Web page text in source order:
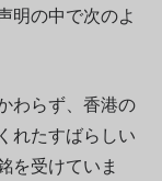
明の中で次のよ
わらず、香港の
れたすばらしい
を受けていま